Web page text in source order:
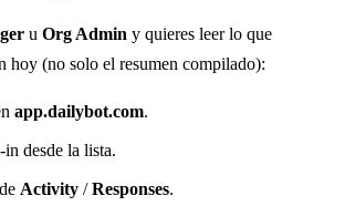
u Org Admin y quieres leer lo que
hoy (no solo el resumen compilado):
app.dailybot.com.
desde la lista.
Activity /Responses.